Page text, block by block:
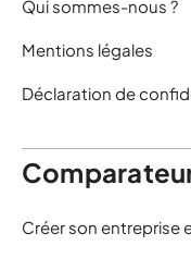
Qui sommes-nous ?
Mentions légales
Déclaration de
Créer son entreprise